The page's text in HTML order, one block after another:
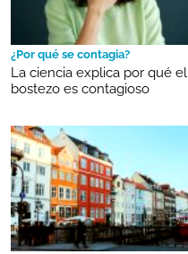
¿Por qué se contagia?
La ciencia explica por qué el
bostezo es contagioso